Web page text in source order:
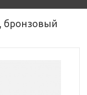
бронзовый